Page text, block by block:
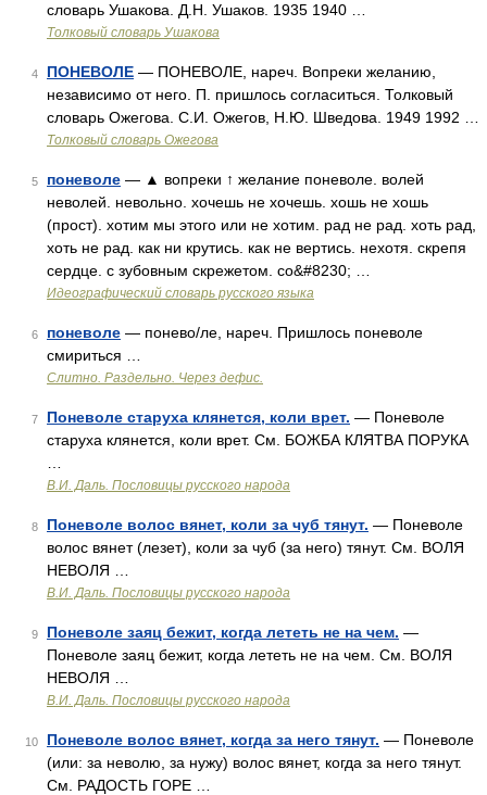
словарь Ушакова. Д.Н. Ушаков. 1935 1940 …
Толковый словарь Ушакова
4 ПОНЕВОЛЕ — ПОНЕВОЛЕ, нареч. Вопреки желанию,
независимо от него. П. пришлось согласиться. Толковый
словарь Ожегова. С.И. Ожегов, Н.Ю. Шведова. 1949 1992 …
Толковый словарь Ожегова
5 поневоле — ▲ вопреки ↑ желание поневоле. волей
неволей. невольно. хочешь не хочешь. хошь не хошь
(прост). хотим мы этого или не хотим. рад не рад. хоть рад,
хоть не рад. как ни крутись. как не вертись. нехотя. скрепя
сердце. с зубовным скрежетом. со&#8230; …
Идеографический словарь русского языка
6 поневоле — понево/ле, нареч. Пришлось поневоле
смириться …
Слитно. Раздельно. Через дефис.
7 Поневоле старуха клянется, коли врет. — Поневоле
старуха клянется, коли врет. См. БОЖБА КЛЯТВА ПОРУКА
В.И. Даль. Пословицы русского народа
8 Поневоле волос вянет, коли за чуб тянут. — Поневоле
волос вянет (лезет), коли за чуб (за него) тянут. См. ВОЛЯ
НЕВОЛЯ …
В.И. Даль. Пословицы русского народа
9 Поневоле заяц бежит, когда лететь не на чем. —
Поневоле заяц бежит, когда лететь не на чем. См. ВОЛЯ
НЕВОЛЯ …
В.И. Даль. Пословицы русского народа
10 Поневоле волос вянет, когда за него тянут. — Поневоле
(или: за неволю, за нужу) волос вянет, когда за него тянут.
См. РАДОСТЬ ГОРЕ …